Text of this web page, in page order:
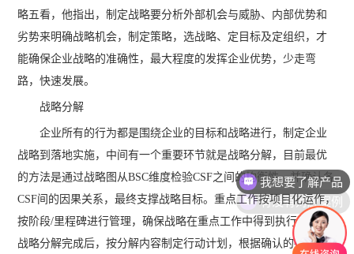
略五看，他指出，制定战略要分析外部机会与威胁、内部优势和
劣势来明确战略机会，制定策略，选战略、定目标及定组织，才
能确保企业战略的准确性，最大程度的发挥企业优势，少走弯
路，快速发展。
战略分解
企业所有的行为都是围绕企业的目标和战略进行，制定企业
战略到落地实施，中间有一个重要环节就是战略分解，目前最优
的方法是通过战略图从BSC维度检验CSF之间的均衡性，并确认各
CSF间的因果关系，最终支撑战略目标。重点工作按项目化运作，
按阶段/里程碑进行管理，确保战略在重点工作中得到执行落地。
战略分解完成后，按分解内容制定行动计划，根据确认的执行措
有没有对应案例
我想要了解产品